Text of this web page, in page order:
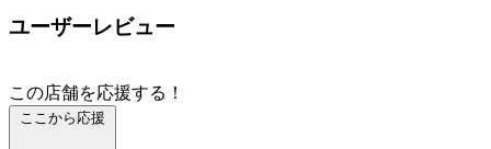
ユーザーレビュー
この店舗を応援する！
ここから応援